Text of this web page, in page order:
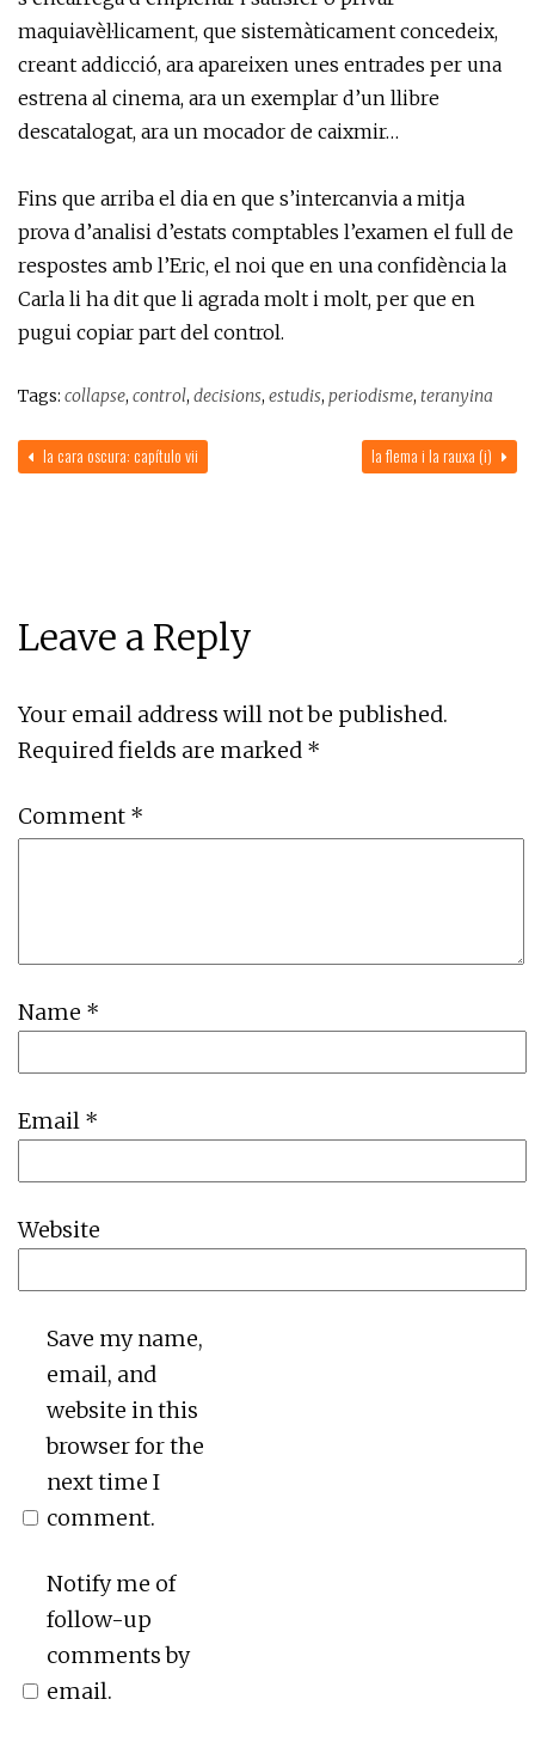
maquiavèl·licament, que sistemàticament concedeix,
creant addicció, ara apareixen unes entrades per una
estrena al cinema, ara un exemplar d’un llibre
descatalogat, ara un mocador de caixmir…
Fins que arriba el dia en que s’intercanvia a mitja
prova d’analisi d’estats comptables l’examen el full de
respostes amb l’Eric, el noi que en una confidència la
Carla li ha dit que li agrada molt i molt, per que en
pugui copiar part del control.
Tags: collapse, control, decisions, estudis, periodisme, teranyina
la flema i la rauxa (i)
la cara oscura: capítulo vii
Leave a Reply
Your email address will not be published.
Required fields are marked *
Comment *
Name *
Email *
Website
Save my name,
email, and
website in this
browser for the
next time I
comment.
Notify me of
follow-up
comments by
email.